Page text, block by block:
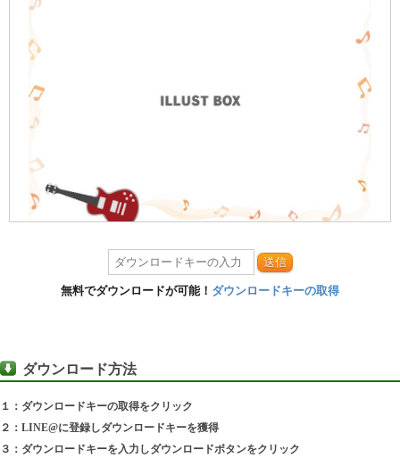
送信
無料でダウンロードが可能！ ダウンロードキーの取得
ダウンロード方法
１：ダウンロードキーの取得をクリック
２：LINE@に登録しダウンロードキーを獲得
３：ダウンロードキーを入力しダウンロードボタンをクリック